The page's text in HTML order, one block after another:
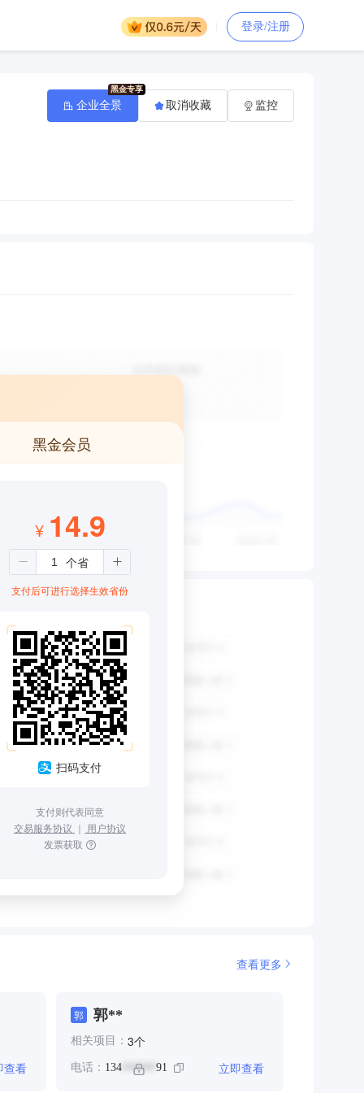
登录/注册
企业全景 取消收藏 监控
黑金会员
¥ 14.9
支付后可进行选择生效省份
扫码支付
支付则代表同意
交易服务协议 ｜ 用户协议
发票获取
查看更多
查看
郭 郭**
相关项目： 3个
电话： 134****** 91 立即查看